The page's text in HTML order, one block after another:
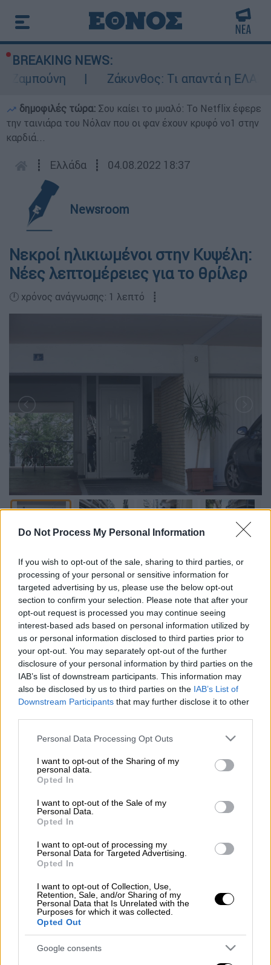
Do Not Process My Personal Information
If you wish to opt-out of the sale, sharing to third parties, or
processing of your personal or sensitive information for
targeted advertising by us, please use the below opt-out
section to confirm your selection. Please note that after your
opt-out request is processed you may continue seeing
interest-based ads based on personal information utilized by
us or personal information disclosed to third parties prior to
your opt-out. You may separately opt-out of the further
disclosure of your personal information by third parties on the
IAB’s list of downstream participants. This information may
also be disclosed by us to third parties on the IAB’s List of
Downstream Participants that may further disclose it to other
Please note that this website/app uses one or more Google
not limited to your visit or usage behaviour. You may click to
grant or deny consent to Google and its third-party tags to
use your data for below specified purposes in below Google
consent section.
Personal Data Processing Opt Outs
I want to opt-out of the Sharing of my
personal data.
Opted In
I want to opt-out of the Sale of my
Personal Data.
Opted In
I want to opt-out of processing my
Personal Data for Targeted Advertising.
Opted In
I want to opt-out of Collection, Use,
Retention, Sale, and/or Sharing of my
Personal Data that Is Unrelated with the
Purposes for which it was collected.
Opted Out
Google consents
BREAKING NEWS:
Ζάκυνθος: Τι απαντά η ΕΛΑΣ
δημοφιλές τώρα: Σου καίει το μυαλό: Το Netflix έφερε
την ταινιάρα του Νόλαν που οι φαν έχουν κρυφό νο1 στην
καρδιά...
┋ Ελλάδα ┋ 04.08.2022 18:37
Newsroom
Νεκροί ηλικιωμένοι στην Κυψέλη:
Νέες λεπτομέρειες για το θρίλερ
🕛 χρόνος ανάγνωσης: 1 λεπτό ┋
Συνεχίζεται το θρίλερ με τους δύο
ηλικιωμένουςπου εντοπίστηκαννεκροίστο
διαμέρισμά τους στηνΚυψέλη. Οι
αστυνομικοί εντόπισαν το ζευγάρι σε
προχωρημένη σήψη.
Οιάνδρες της ΕΛΑΣ κλήθηκανστο σημείο
έπειτα από κλήση γειτόνων του ζευγαριού
πουθορυβήθηκαναπό την έντονη δυσοσμία
στηνπολυκατοικία.
Τα θύματα εντοπίστηκαν σε διαφορετικά
δωμάτια του σπιτιού, ενώ από τις πρώτες
πληροφορίες προκύπτει πως δεν υπήρχαν
σύμφωνα με τουςπερίοικους αναζήτησε
τους ηλικιωμένους ένα συγγενικό τους
πρόσωπο
Στο σημείο έχει σπεύσει ιατροδικαστής για
προκύπτει από τα πρώτα ευρήματα του
ιατροδικαστή, οι θάνατοι ήταν αιφνίδιοι.
ΌΛΕΣ ΟΙ ΕΙΔΗΣΕΙΣ